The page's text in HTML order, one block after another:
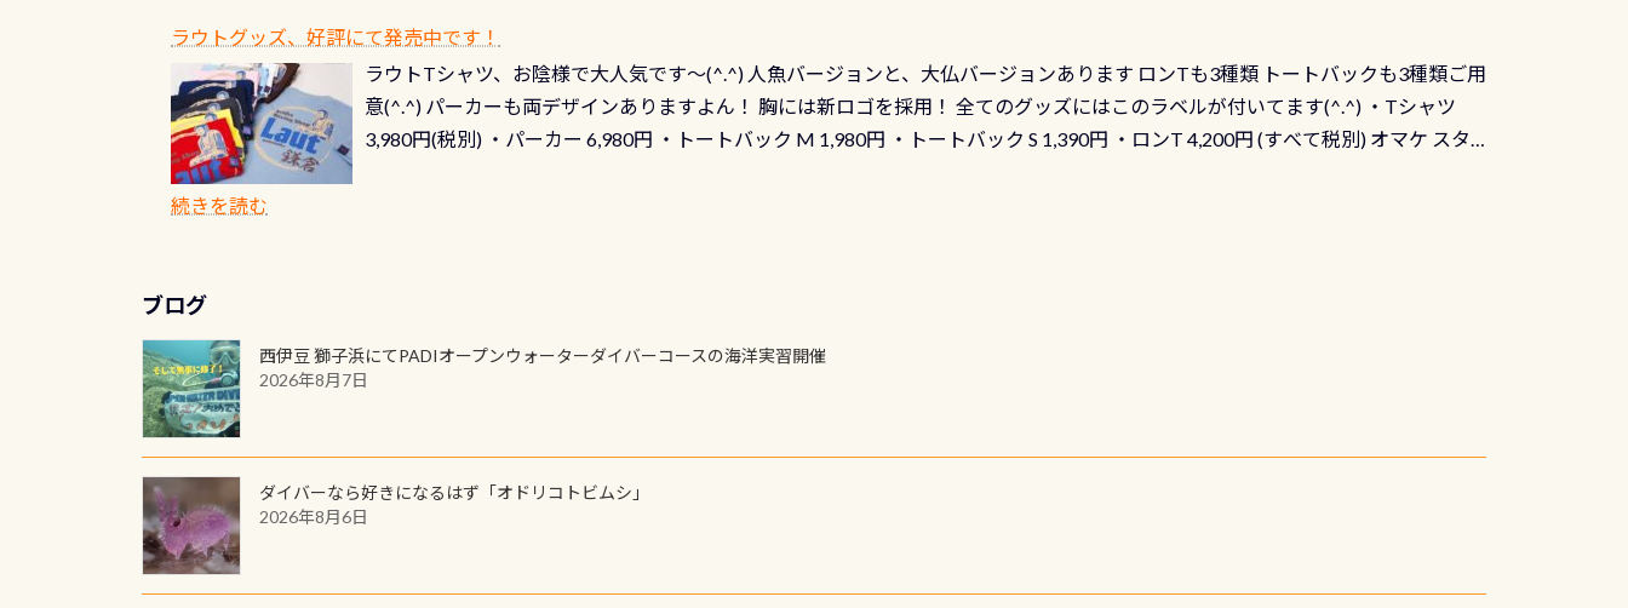
ラウトグッズ、好評にて発売中です！
ラウトTシャツ、お陰様で大人気です～(^.^) 人魚バージョンと、大仏バージョンあります ロンTも3種類 トートバックも3種類ご用
意(^.^) パーカーも両デザインありますよん！ 胸には新ロゴを採用！ 全てのグッズにはこのラベルが付いてます(^.^) ・Tシャツ
3,980円(税別) ・パーカー 6,980円 ・トートバック M 1,980円 ・トートバック S 1,390円 ・ロンT 4,200円 (すべて税別) オマケ スタ
続きを読む
ブログ
西伊豆 獅子浜にてPADIオープンウォーターダイバーコースの海洋実習開催
2026年8月7日
ダイバーなら好きになるはず「オドリコトビムシ」
2026年8月6日